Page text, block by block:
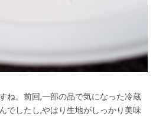
ね。前回,一部の品で気になった冷蔵
でしたし,やはり生地がしっかり美味